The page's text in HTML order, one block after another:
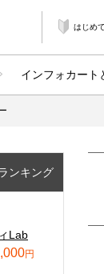
はじめ
インフォカート
ンキング
Lab
円